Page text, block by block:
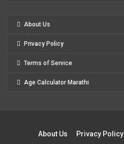
About Us
Privacy Policy
Terms of Service
Age Calculator Marathi
About Us Privacy Policy